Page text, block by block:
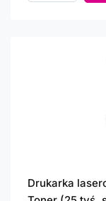
Drukarka